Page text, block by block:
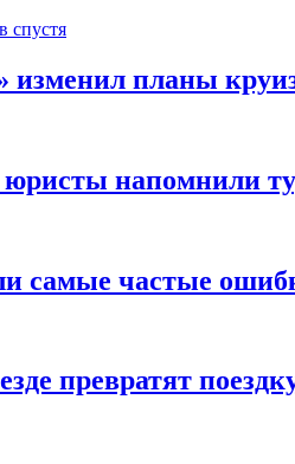
спустя
изменил планы
напомнили
самые частые
превратят